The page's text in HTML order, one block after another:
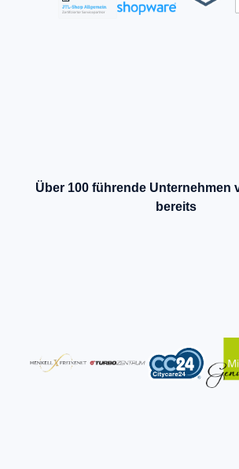
Über 100 führende Unternehmen
bereits